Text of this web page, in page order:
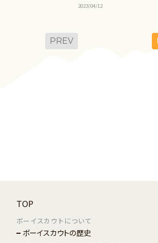
ォーラム」は、日本連盟
2023/04/12
TOP
ボーイスカウトについて
ボーイスカウトの歴史